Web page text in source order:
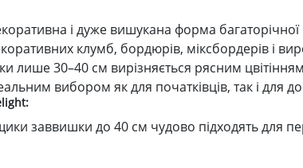
і дуже вишукана форма
клумб, бордюрів, міксбордерів і
лише 30–40 см вирізняється рясним
вибором як для початківців, так і для
заввишки до 40 см чудово підходять для